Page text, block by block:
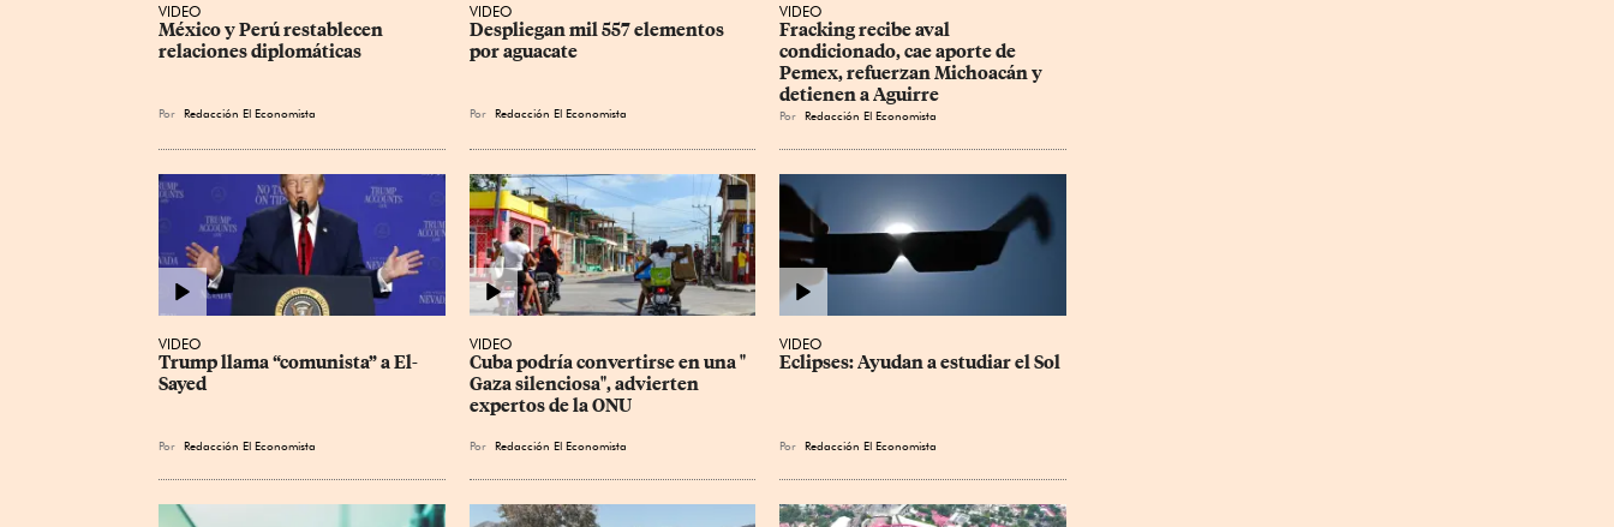
VIDEO
México y Perú restablecen
relaciones diplomáticas
Por Redacción El Economista
VIDEO
Despliegan mil 557 elementos
por aguacate
Por Redacción El Economista
VIDEO
Fracking recibe aval
condicionado, cae aporte de
Pemex, refuerzan Michoacán y
detienen a Aguirre
Por Redacción El Economista
VIDEO
Trump llama “comunista” a El-
Sayed
Por Redacción El Economista
VIDEO
Cuba podría convertirse en una "
Gaza silenciosa", advierten
expertos de la ONU
Por Redacción El Economista
VIDEO
Eclipses: Ayudan a estudiar el Sol
Por Redacción El Economista